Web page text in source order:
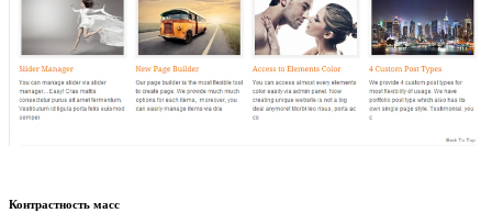
Контрастность масс